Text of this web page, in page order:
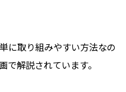
に取り組みやすい方法なの
で解説されています。